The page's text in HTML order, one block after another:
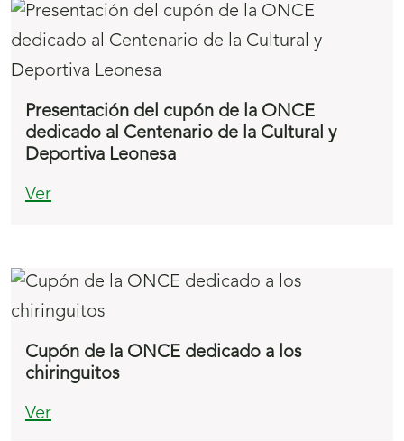
Presentación del cupón de la ONCE
dedicado al Centenario de la Cultural y
Deportiva Leonesa
Ver
Cupón de la ONCE dedicado a los
chiringuitos
Ver